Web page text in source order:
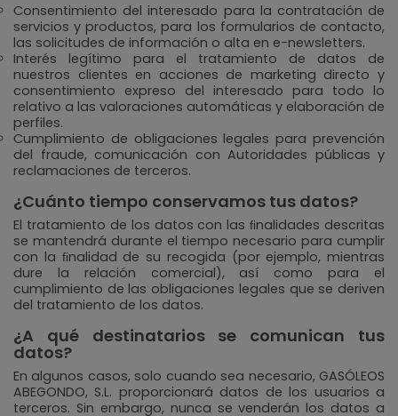
Consentimiento del interesado para la contratación de
servicios y productos, para los formularios de contacto,
las solicitudes de información o alta en e-newsletters.
Interés legítimo para el tratamiento de datos de
nuestros clientes en acciones de marketing directo y
consentimiento expreso del interesado para todo lo
relativo a las valoraciones automáticas y elaboración de
perfiles.
Cumplimiento de obligaciones legales para prevención
del fraude, comunicación con Autoridades públicas y
reclamaciones de terceros.
¿Cuánto tiempo conservamos tus datos?
El tratamiento de los datos con las ﬁnalidades descritas
se mantendrá durante el tiempo necesario para cumplir
con la ﬁnalidad de su recogida (por ejemplo, mientras
dure la relación comercial), así como para el
cumplimiento de las obligaciones legales que se deriven
del tratamiento de los datos.
¿A qué destinatarios se comunican tus
datos?
En algunos casos, solo cuando sea necesario, GASÓLEOS
ABEGONDO, S.L. proporcionará datos de los usuarios a
terceros. Sin embargo, nunca se venderán los datos a